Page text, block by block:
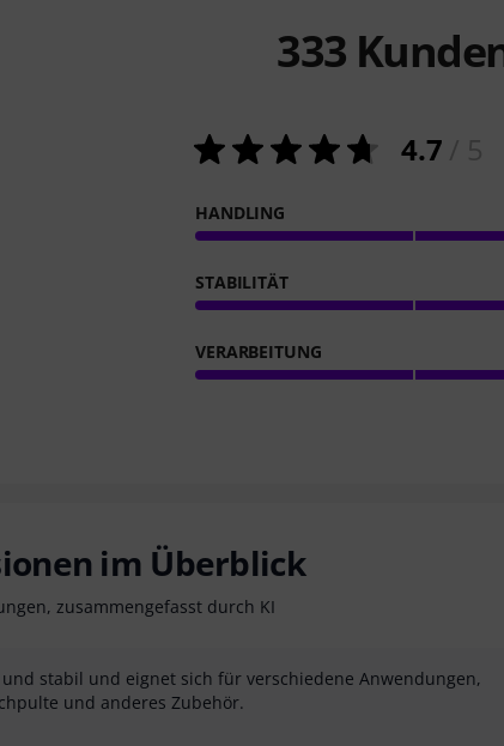
333
4.7
HANDLING
STABILITÄT
VERARBEITUNG
im Überblick
zusammengefasst durch KI
stabil und eignet sich für verschiedene Anwendungen,
und anderes Zubehör.